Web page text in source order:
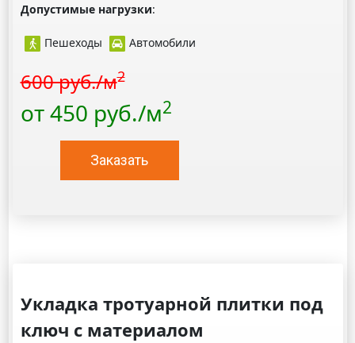
Допустимые нагрузки:
Пешеходы Автомобили
600 руб./м2
от 450 руб./м2
Заказать
Укладка тротуарной плитки под
ключ с материалом